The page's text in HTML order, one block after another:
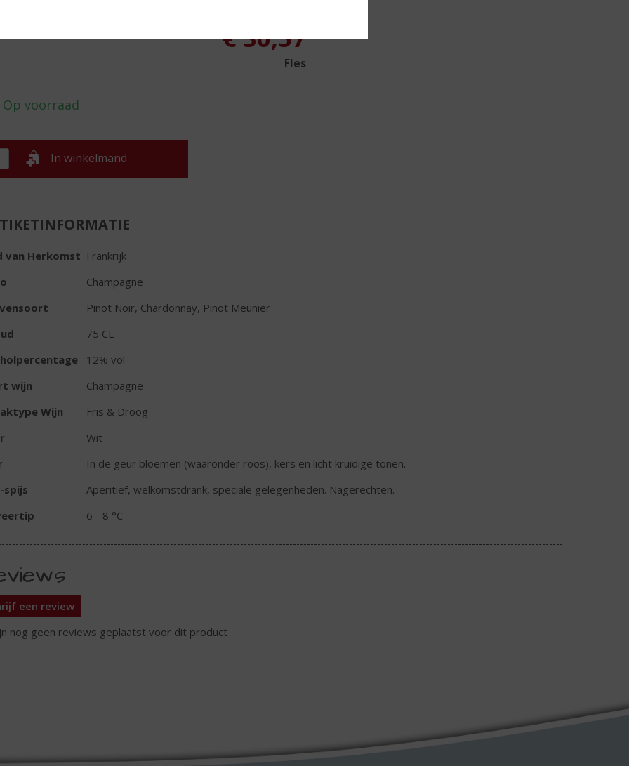
€30,57
Fles
In winkelmand
van Herkomst Frankrijk
Champagne
Pinot Noir, Chardonnay, Pinot Meunier
75 CL
12% vol
wijn
Champagne
Wijn
Fris & Droog
Wit
In de geur bloemen (waaronder roos), kers en licht kruidige tonen.
spijs
Aperitief, welkomstdrank, speciale gelegenheden. Nagerechten.
6 - 8 °C
een review
nog geen reviews geplaatst voor dit product